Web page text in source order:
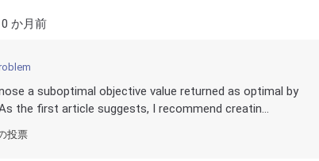
か月前
a suboptimal objective value returned as optimal by
the first article suggests, I recommend creatin...
投票